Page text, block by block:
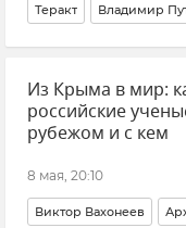
Теракт Владимир
Ростов-на-Дону
Безопасность
Атаки ВСУ ВСУ
Из Крыма в мир:
российские
рубежом и с кем
8 мая, 20:10
Виктор Вахонеев